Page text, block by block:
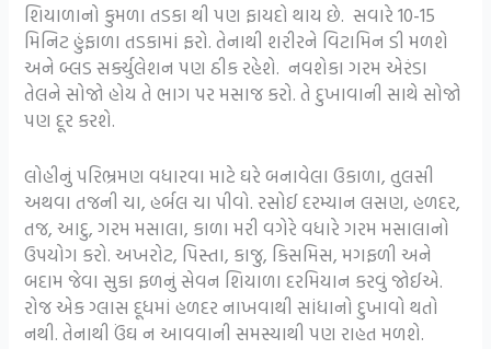
શિયાળાનો કુમળા તડકા થી પણ ફાયદો થાય છે. સવારે 10-15
મિનિટ હુંફાળા તડકામાં ફરો. તેનાથી શરીરને વિટામિન ડી મળશે
અને બ્લડ સર્ક્યુલેશન પણ ઠીક રહેશે. નવશેકા ગરમ એરંડા
તેલને સોજો હોય તે ભાગ પર મસાજ કરો. તે દુખાવાની સાથે સોજો
પણ દૂર કરશે.
લોહીનું પરિભ્રમણ વધારવા માટે ઘરે બનાવેલા ઉકાળા, તુલસી
અથવા તજની ચા, હર્બલ ચા પીવો. રસોઈ દરમ્યાન લસણ, હળદર,
તજ, આદુ, ગરમ મસાલા, કાળા મરી વગેરે વધારે ગરમ મસાલાનો
ઉપયોગ કરો. અખરોટ, પિસ્તા, કાજુ, કિસમિસ, મગફળી અને
બદામ જેવા સુકા ફળનું સેવન શિયાળા દરમિયાન કરવું જોઈએ.
રોજ એક ગ્લાસ દૂધમાં હળદર નાખવાથી સાંધાનો દુખાવો થતો
નથી. તેનાથી ઉંઘ ન આવવાની સમસ્યાથી પણ રાહત મળશે.